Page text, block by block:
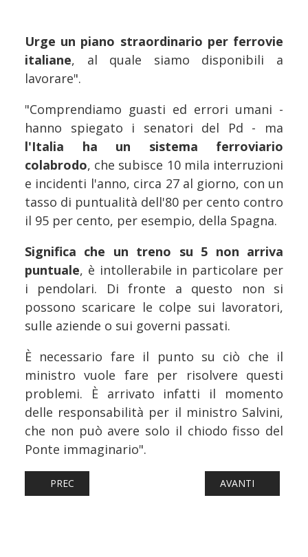
Urge un piano straordinario per ferrovie
italiane, al quale siamo disponibili a
lavorare".
"Comprendiamo guasti ed errori umani -
hanno spiegato i senatori del Pd - ma
l'Italia ha un sistema ferroviario
colabrodo, che subisce 10 mila interruzioni
e incidenti l'anno, circa 27 al giorno, con un
tasso di puntualità dell'80 per cento contro
il 95 per cento, per esempio, della Spagna.
Significa che un treno su 5 non arriva
puntuale, è intollerabile in particolare per
i pendolari. Di fronte a questo non si
possono scaricare le colpe sui lavoratori,
sulle aziende o sui governi passati.
È necessario fare il punto su ciò che il
ministro vuole fare per risolvere questi
problemi. È arrivato infatti il momento
delle responsabilità per il ministro Salvini,
che non può avere solo il chiodo fisso del
Ponte immaginario".
ARTICOLO PRECEDENTE: FERROVIE: LA GIORNATA
PREC ARTICOLO
AVANTI